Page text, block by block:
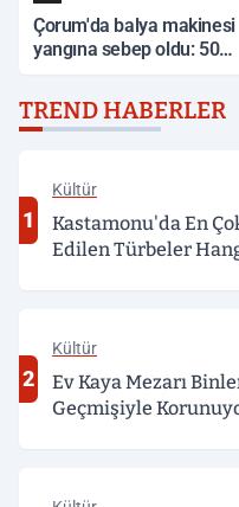
Çorum'da balya makinesi
yangına sebep oldu: 500
TREND HABERLER
1
Kültür
Kastamonu'da En
Edilen Türbeler
2
Kültür
Ev Kaya Mezarı
Geçmişiyle